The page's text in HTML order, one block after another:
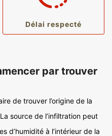
Délai respecté
par trouver
de trouver l’origine de la
source de l’infiltration peut
d’humidité à l’intérieur de la